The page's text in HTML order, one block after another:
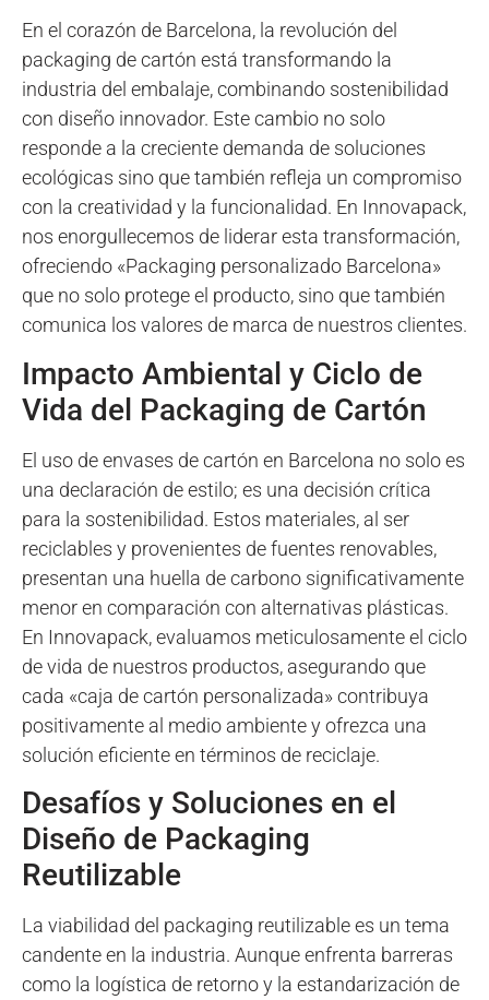
En el corazón de Barcelona, la revolución del
packaging de cartón está transformando la
industria del embalaje, combinando sostenibilidad
con diseño innovador. Este cambio no solo
responde a la creciente demanda de soluciones
ecológicas sino que también refleja un compromiso
con la creatividad y la funcionalidad. En Innovapack,
nos enorgullecemos de liderar esta transformación,
ofreciendo «Packaging personalizado Barcelona»
que no solo protege el producto, sino que también
comunica los valores de marca de nuestros clientes.
Impacto Ambiental y Ciclo de
Vida del Packaging de Cartón
El uso de envases de cartón en Barcelona no solo es
una declaración de estilo; es una decisión crítica
para la sostenibilidad. Estos materiales, al ser
reciclables y provenientes de fuentes renovables,
presentan una huella de carbono significativamente
menor en comparación con alternativas plásticas.
En Innovapack, evaluamos meticulosamente el ciclo
de vida de nuestros productos, asegurando que
cada «caja de cartón personalizada» contribuya
positivamente al medio ambiente y ofrezca una
solución eficiente en términos de reciclaje.
Desafíos y Soluciones en el
Diseño de Packaging
Reutilizable
La viabilidad del packaging reutilizable es un tema
candente en la industria. Aunque enfrenta barreras
como la logística de retorno y la estandarización de